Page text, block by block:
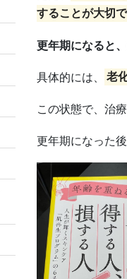
することが大切で
更年期になると
具体的には、 老
この状態で、治
更年期になった